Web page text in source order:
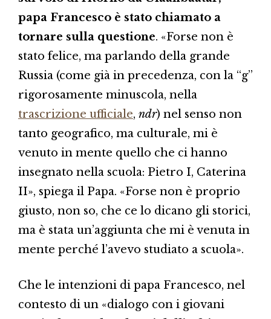
papa Francesco è stato chiamato a
tornare sulla questione. «Forse non è
stato felice, ma parlando della grande
Russia (come già in precedenza, con la “g”
rigorosamente minuscola, nella
trascrizione ufficiale, ndr) nel senso non
tanto geografico, ma culturale, mi è
venuto in mente quello che ci hanno
insegnato nella scuola: Pietro I, Caterina
II», spiega il Papa. «Forse non è proprio
giusto, non so, che ce lo dicano gli storici,
ma è stata un’aggiunta che mi è venuta in
mente perché l’avevo studiato a scuola».
Che le intenzioni di papa Francesco, nel
contesto di un «dialogo con i giovani